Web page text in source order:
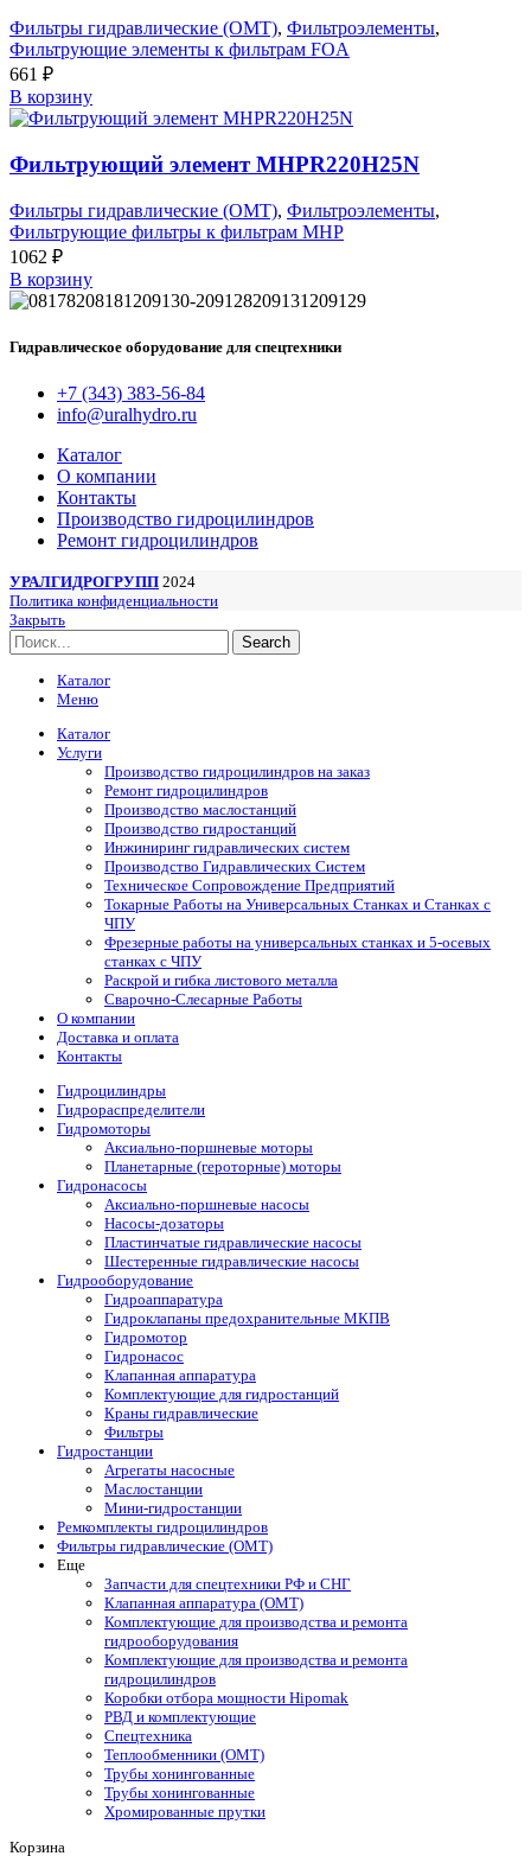
Фильтры гидравлические (OMT), Фильтроэлементы,
Фильтрующие элементы к фильтрам FOA
661 ₽
В корзину
Фильтрующий элемент MHPR220H25N
Фильтры гидравлические (OMT), Фильтроэлементы,
Фильтрующие фильтры к фильтрам MHP
1062 ₽
В корзину
Гидравлическое оборудование для спецтехники
+7 (343) 383-56-84
info@uralhydro.ru
Каталог
О компании
Контакты
Производство гидроцилиндров
Ремонт гидроцилиндров
УРАЛГИДРОГРУПП 2024
Политика конфиденциальности
Закрыть
Search
Каталог
Меню
Каталог
Услуги
Производство гидроцилиндров на заказ
Ремонт гидроцилиндров
Производство маслостанций
Производство гидростанций
Инжиниринг гидравлических систем
Производство Гидравлических Систем
Техническое Сопровождение Предприятий
Токарные Работы на Универсальных Станках и Станках с
ЧПУ
Фрезерные работы на универсальных станках и 5-осевых
станках с ЧПУ
Раскрой и гибка листового металла
Сварочно-Слесарные Работы
О компании
Доставка и оплата
Контакты
Гидроцилиндры
Гидрораспределители
Гидромоторы
Аксиально-поршневые моторы
Планетарные (героторные) моторы
Гидронасосы
Аксиально-поршневые насосы
Насосы-дозаторы
Пластинчатые гидравлические насосы
Шестеренные гидравлические насосы
Гидрооборудование
Гидроаппаратура
Гидроклапаны предохранительные МКПВ
Гидромотор
Гидронасос
Клапанная аппаратура
Комплектующие для гидростанций
Краны гидравлические
Фильтры
Гидростанции
Агрегаты насосные
Маслостанции
Мини-гидростанции
Ремкомплекты гидроцилиндров
Фильтры гидравлические (OMT)
Еще
Запчасти для спецтехники РФ и СНГ
Клапанная аппаратура (OMT)
Комплектующие для производства и ремонта
гидрооборудования
Комплектующие для производства и ремонта
гидроцилиндров
Коробки отбора мощности Hipomak
РВД и комплектующие
Спецтехника
Теплообменники (OMT)
Трубы хонингованные
Трубы хонингованные
Хромированные прутки
Корзина